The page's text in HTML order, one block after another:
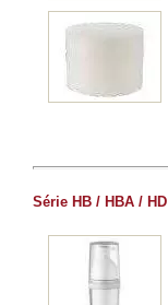
Série HB / HBA / HD